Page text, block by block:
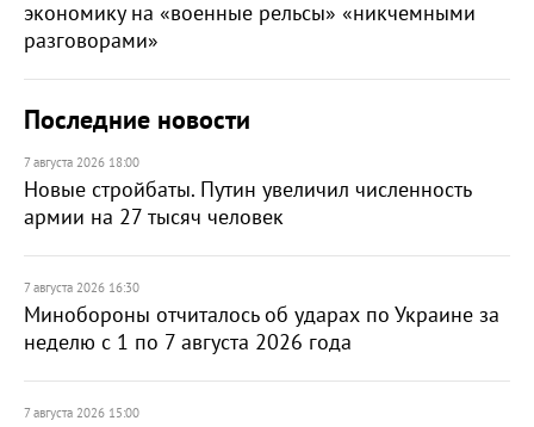
экономику на «военные рельсы» «никчемными
разговорами»
Последние новости
7 августа 2026 18:00
Новые стройбаты. Путин увеличил численность
армии на 27 тысяч человек
7 августа 2026 16:30
Минобороны отчиталось об ударах по Украине за
неделю с 1 по 7 августа 2026 года
7 августа 2026 15:00